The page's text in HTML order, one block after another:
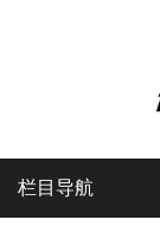
栏目导航